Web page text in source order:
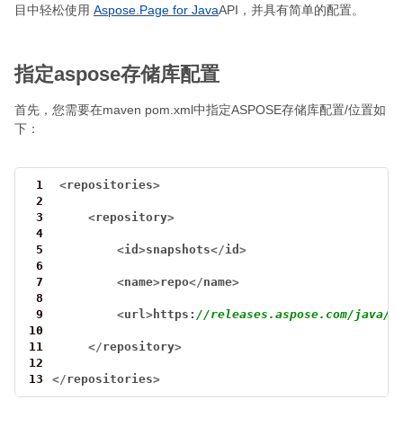
目中轻松使用 Aspose.Page for JavaAPI，并具有简单的配置。
指定aspose存储库配置
首先，您需要在maven pom.xml中指定ASPOSE存储库配置/位置如
下：
1 <repositories>
2
3
<repository>
4
5
<id>snapshots</id>
6
7
<name>repo</name>
8
9
<url> https: //releases.aspose.com/java/
10
11
</repository>
12
13
</repositories>